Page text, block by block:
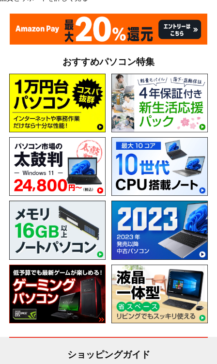
おすすめパソコン特集
ショッピングガイド